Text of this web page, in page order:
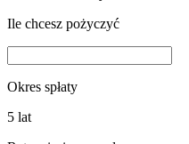
Ile chcesz pożyczyć
Okres spłaty
5 lat